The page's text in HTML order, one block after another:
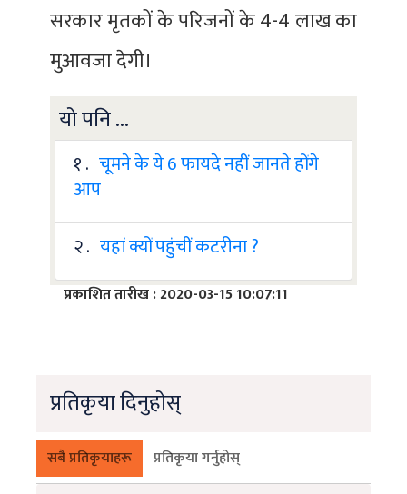
सरकार मृतकों के परिजनों के 4-4 लाख का
मुआवजा देगी।
यो पनि ...
१ . चूमने के ये 6 फायदे नहीं जानते होंगे
आप
२ . यहां क्यों पहुंचीं कटरीना ?
प्रकाशित तारीख : 2020-03-15 10:07:11
प्रतिकृया दिनुहोस्
सबै प्रतिकृयाहरू प्रतिकृया गर्नुहोस्